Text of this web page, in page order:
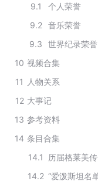
9.1
个人荣誉
9.2
音乐荣誉
9.3
世界纪录荣誉
10 视频合集
11
人物关系
12 大事记
13 参考资料
14 条目合集
14.1
14.2